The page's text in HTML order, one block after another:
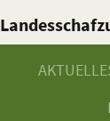
Baden-